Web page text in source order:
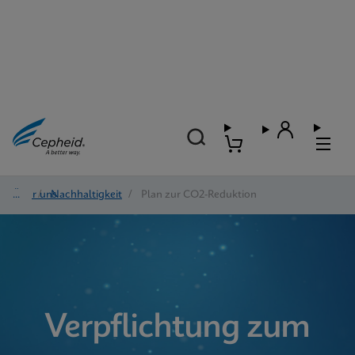
Über uns
/ Nachhaltigkeit / Plan zur CO2-Reduktion
Verpflichtung zum